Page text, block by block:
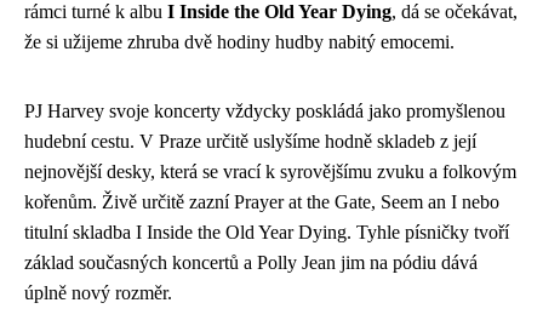
rámci turné k albu I Inside the Old Year Dying, dá se očekávat,
že si užijeme zhruba dvě hodiny hudby nabitý emocemi.
PJ Harvey svoje koncerty vždycky poskládá jako promyšlenou
hudební cestu. V Praze určitě uslyšíme hodně skladeb z její
nejnovější desky, která se vrací k syrovějšímu zvuku a folkovým
kořenům. Živě určitě zazní Prayer at the Gate, Seem an I nebo
titulní skladba I Inside the Old Year Dying. Tyhle písničky tvoří
základ současných koncertů a Polly Jean jim na pódiu dává
úplně nový rozměr.